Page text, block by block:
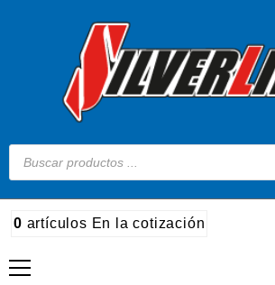
0 artículos En la cotización